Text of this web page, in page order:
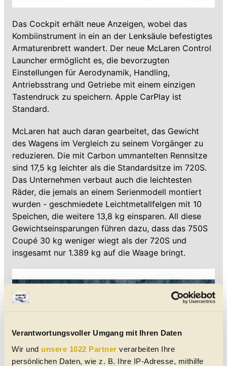
Verantwortungsvoller Umgang mit Ihren Daten
Wir und unsere 1022 Partner verarbeiten Ihre
persönlichen Daten, wie z. B. Ihre IP-Adresse, mithilfe
Das Cockpit erhält neue Anzeigen, wobei das
Kombiinstrument in ein an der Lenksäule befestigtes
Armaturenbrett wandert. Der neue McLaren Control
Launcher ermöglicht es, die bevorzugten
Einstellungen für Aerodynamik, Handling,
Antriebsstrang und Getriebe mit einem einzigen
Tastendruck zu speichern. Apple CarPlay ist
Standard.
McLaren hat auch daran gearbeitet, das Gewicht
des Wagens im Vergleich zu seinem Vorgänger zu
reduzieren. Die mit Carbon ummantelten Rennsitze
sind 17,5 kg leichter als die Standardsitze im 720S.
Das Unternehmen verbaut auch die leichtesten
Räder, die jemals an einem Serienmodell montiert
wurden - geschmiedete Leichtmetallfelgen mit 10
Speichen, die weitere 13,8 kg einsparen. All diese
Gewichtseinsparungen führen dazu, dass das 750S
Coupé 30 kg weniger wiegt als der 720S und
insgesamt nur 1.389 kg auf die Waage bringt.